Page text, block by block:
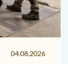
04.08.2026